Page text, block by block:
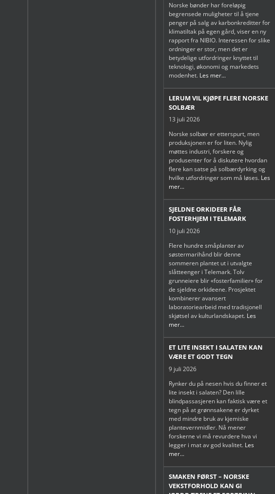
Norske bønder har foreløpig
begrensede muligheter til å tjene
penger på salg av karbonkreditter for
klimatiltak på egen gård, viser en ny
rapport fra NIBIO. Interessen for slike
ordninger er stor, men det er
betydelige utfordringer knyttet til
teknologi, økonomi og markedets
modenhet. Les mer...
LERUM VIL KJØPE FLERE NORSKE
SOLBÆR
13 juli 2026
Norske solbær er etterspurt, men
produksjonen er for liten. Nylig
møttes industri, forskere og
produsenter for å diskutere hvordan
flere kan satse på solbærdyrking og
hvilke utfordringer som må løses. Les
mer...
SJELDNE ORKIDEER FÅR
FOSTERHJEM I TELEMARK
10 juli 2026
Flere hundre småplanter av
søstermarihånd blir denne
sommeren plantet ut i utvalgte
slåtteenger i Telemark. Tolv
grunneiere blir «fosterfamilier» for
de sjeldne orkideene. Prosjektet
kombinerer avansert
laboratoriearbeid med tradisjonell
skjøtsel av kulturlandskapet. Les
mer...
ET LITE INSEKT I SALATEN KAN
VÆRE ET GODT TEGN
9 juli 2026
Rynker du på nesen hvis du finner et
lite insekt i salaten? Den lille
blindpassasjeren kan faktisk være et
tegn på at grønnsakene er dyrket
med mindre bruk av kjemiske
plantevernmidler. Nå mener
forskerne vi må revurdere hva vi
legger i mat av god kvalitet. Les
mer...
SMAKEN FØRST – NORSKE
VEKSTFORHOLD KAN GI